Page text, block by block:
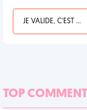
JE VALIDE, C'EST UNE VDM
TOP